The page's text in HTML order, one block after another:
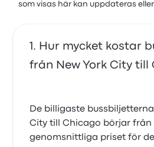
som visas här kan uppdateras
Hur mycket kostar
från New York City till
De billigaste
City till Chicago börjar från
genomsnittliga priset för